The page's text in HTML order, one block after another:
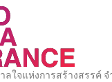
ลใจแห่งการสร้างสรรค์